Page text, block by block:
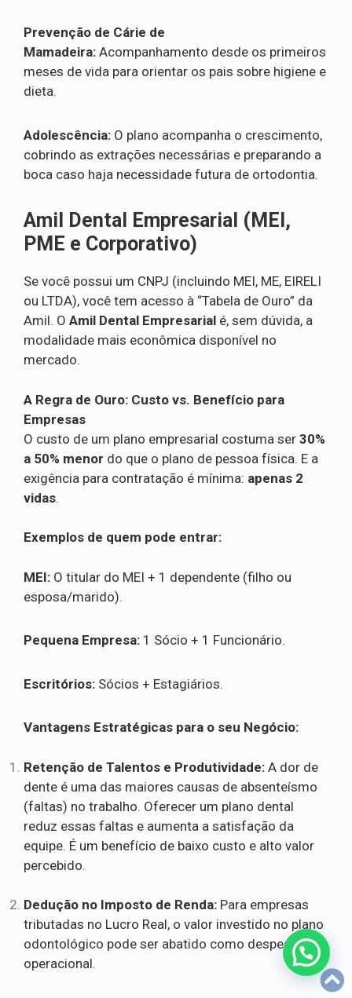
Prevenção de Cárie de
Mamadeira: Acompanhamento desde os primeiros
meses de vida para orientar os pais sobre higiene e
dieta.
Adolescência: O plano acompanha o crescimento,
cobrindo as extrações necessárias e preparando a
boca caso haja necessidade futura de ortodontia.
Amil Dental Empresarial (MEI,
PME e Corporativo)
Se você possui um CNPJ (incluindo MEI, ME, EIRELI
ou LTDA), você tem acesso à “Tabela de Ouro” da
Amil. O Amil Dental Empresarial é, sem dúvida, a
modalidade mais econômica disponível no
mercado.
A Regra de Ouro: Custo vs. Benefício para
Empresas
O custo de um plano empresarial costuma ser 30%
a 50% menor do que o plano de pessoa física. E a
exigência para contratação é mínima: apenas 2
vidas.
Exemplos de quem pode entrar:
MEI: O titular do MEI + 1 dependente (filho ou
esposa/marido).
Pequena Empresa: 1 Sócio + 1 Funcionário.
Escritórios: Sócios + Estagiários.
Vantagens Estratégicas para o seu Negócio:
Retenção de Talentos e Produtividade: A dor de
dente é uma das maiores causas de absenteísmo
(faltas) no trabalho. Oferecer um plano dental
reduz essas faltas e aumenta a satisfação da
equipe. É um benefício de baixo custo e alto valor
percebido.
Dedução no Imposto de Renda: Para empresas
tributadas no Lucro Real, o valor investido no plano
odontológico pode ser abatido como despesa
operacional.